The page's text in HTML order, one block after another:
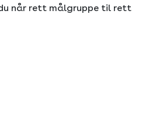
når rett målgruppe til rett